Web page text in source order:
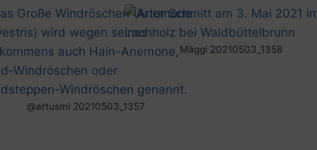
@artusmi 20210503_1357
Mäggi 20210503_1358